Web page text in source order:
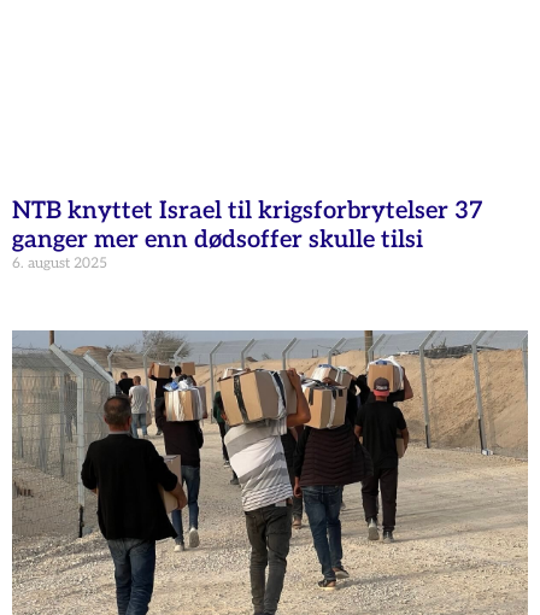
NTB knyttet Israel til krigsforbrytelser 37
ganger mer enn dødsoffer skulle tilsi
6. august 2025